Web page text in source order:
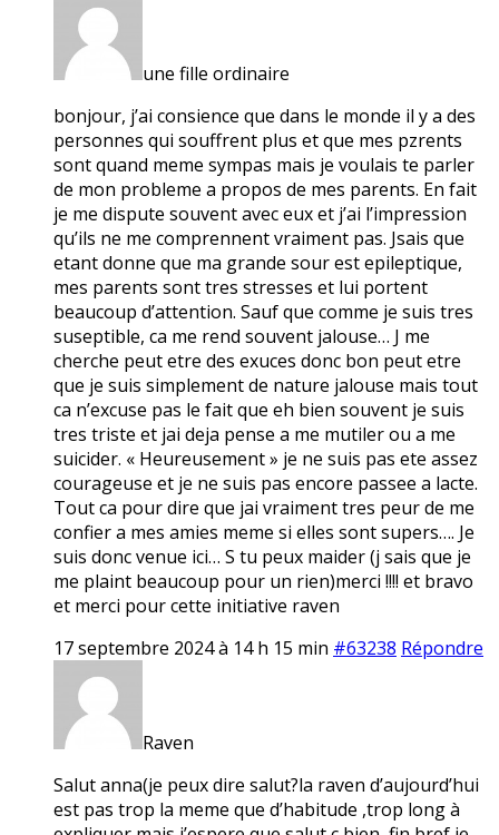
une fille ordinaire
bonjour, j’ai consience que dans le monde il y a des
personnes qui souffrent plus et que mes pzrents
sont quand meme sympas mais je voulais te parler
de mon probleme a propos de mes parents. En fait
je me dispute souvent avec eux et j’ai l’impression
qu’ils ne me comprennent vraiment pas. Jsais que
etant donne que ma grande sour est epileptique,
mes parents sont tres stresses et lui portent
beaucoup d’attention. Sauf que comme je suis tres
suseptible, ca me rend souvent jalouse… J me
cherche peut etre des exuces donc bon peut etre
que je suis simplement de nature jalouse mais tout
ca n’excuse pas le fait que eh bien souvent je suis
tres triste et jai deja pense a me mutiler ou a me
suicider. « Heureusement » je ne suis pas ete assez
courageuse et je ne suis pas encore passee a lacte.
Tout ca pour dire que jai vraiment tres peur de me
confier a mes amies meme si elles sont supers…. Je
suis donc venue ici… S tu peux maider (j sais que je
me plaint beaucoup pour un rien)merci !!!! et bravo
et merci pour cette initiative raven
17 septembre 2024 à 14 h 15 min #63238 Répondre
Raven
Salut anna(je peux dire salut?la raven d’aujourd’hui
est pas trop la meme que d’habitude ,trop long à